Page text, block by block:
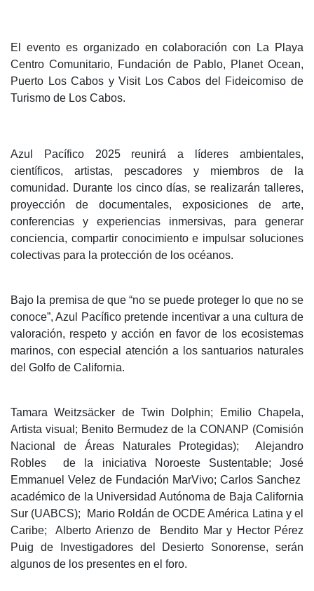
El evento es organizado en colaboración con La Playa
Centro Comunitario, Fundación de Pablo, Planet Ocean,
Puerto Los Cabos y Visit Los Cabos del Fideicomiso de
Turismo de Los Cabos.
Azul Pacífico 2025 reunirá a líderes ambientales,
científicos, artistas, pescadores y miembros de la
comunidad. Durante los cinco días, se realizarán talleres,
proyección de documentales, exposiciones de arte,
conferencias y experiencias inmersivas, para generar
conciencia, compartir conocimiento e impulsar soluciones
colectivas para la protección de los océanos.
Bajo la premisa de que “no se puede proteger lo que no se
conoce”, Azul Pacífico pretende incentivar a una cultura de
valoración, respeto y acción en favor de los ecosistemas
marinos, con especial atención a los santuarios naturales
del Golfo de California.
Tamara Weitzsäcker de Twin Dolphin; Emilio Chapela,
Artista visual; Benito Bermudez de la CONANP (Comisión
Nacional de Áreas Naturales Protegidas); Alejandro
Robles de la iniciativa Noroeste Sustentable; José
Emmanuel Velez de Fundación MarVivo; Carlos Sanchez
académico de la Universidad Autónoma de Baja California
Sur (UABCS); Mario Roldán de OCDE América Latina y el
Caribe; Alberto Arienzo de Bendito Mar y Hector Pérez
Puig de Investigadores del Desierto Sonorense, serán
algunos de los presentes en el foro.